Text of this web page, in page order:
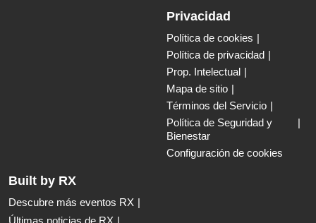
Privacidad
Política de cookies
Política de privacidad
Prop. Intelectual
Mapa de sitio
Términos del Servicio
Política de Seguridad y
Bienestar
Configuración de cookies
Built by RX
Descubre más eventos RX